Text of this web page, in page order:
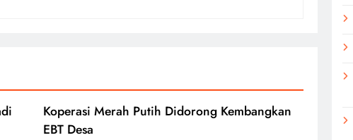
Koperasi Merah Putih Didorong Kembangkan
EBT Desa